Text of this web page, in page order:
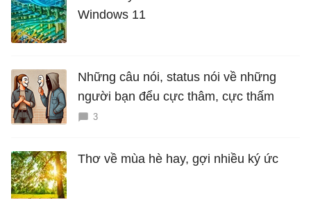
Windows 11
Những câu nói, status nói về những
người bạn đểu cực thâm, cực thấm
3
Thơ về mùa hè hay, gợi nhiều ký ức